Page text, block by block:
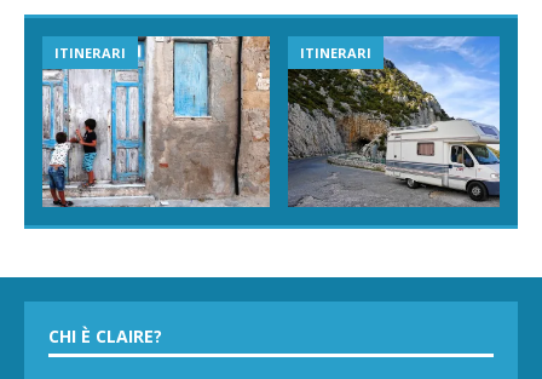
ITINERARI ITINERARI
CHI È CLAIRE?